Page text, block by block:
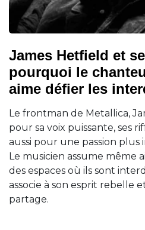
James Hetfield et
pourquoi le
aime défier les
Le frontman de Metallica,
pour sa voix puissante, ses
aussi pour une passion plus
Le musicien assume même
des espaces où ils sont
associe à son esprit rebelle
partage.